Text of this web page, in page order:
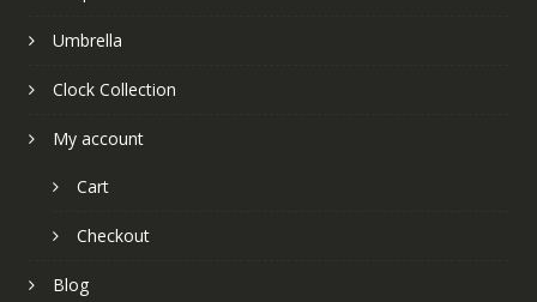
Umbrella
Clock Collection
My account
Cart
Checkout
Blog